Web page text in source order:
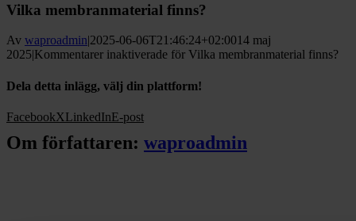
Vilka membranmaterial finns?
Av waproadmin|2025-06-06T21:46:24+02:0014 maj
2025|Kommentarer inaktiverade för Vilka membranmaterial finns?
Dela detta inlägg, välj din plattform!
FacebookXLinkedInE-post
Om författaren: waproadmin